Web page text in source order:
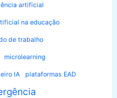
artificial
na educação
de trabalho
microlearning
IA plataformas EAD